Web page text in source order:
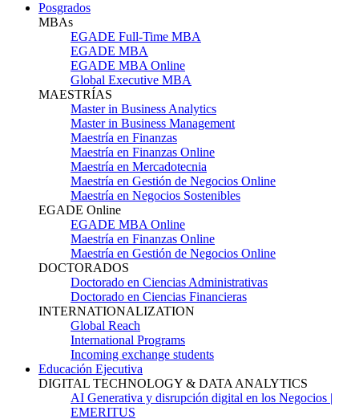
Posgrados
MBAs
EGADE Full-Time MBA
EGADE MBA
EGADE MBA Online
Global Executive MBA
MAESTRÍAS
Master in Business Analytics
Master in Business Management
Maestría en Finanzas
Maestría en Finanzas Online
Maestría en Mercadotecnia
Maestría en Gestión de Negocios Online
Maestría en Negocios Sostenibles
EGADE Online
EGADE MBA Online
Maestría en Finanzas Online
Maestría en Gestión de Negocios Online
DOCTORADOS
Doctorado en Ciencias Administrativas
Doctorado en Ciencias Financieras
INTERNATIONALIZATION
Global Reach
International Programs
Incoming exchange students
Educación Ejecutiva
DIGITAL TECHNOLOGY & DATA ANALYTICS
AI Generativa y disrupción digital en los Negocios |
EMERITUS